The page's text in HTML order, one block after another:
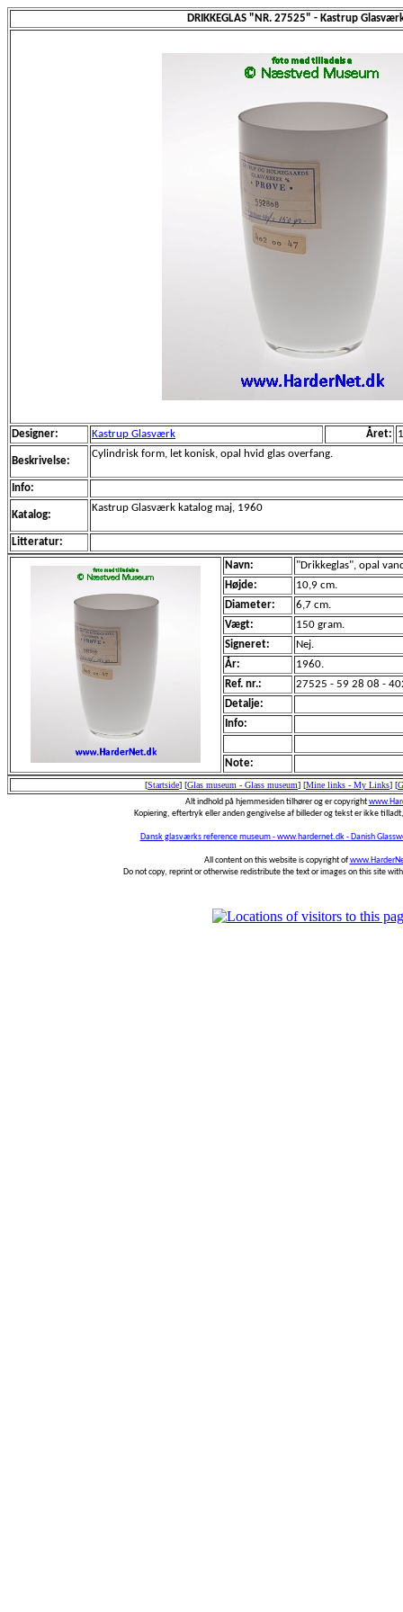
DRIKKEGLAS "NR. 27525" - Kastrup
Designer: Kastrup Glasværk Året:
Beskrivelse:
Cylindrisk form, let konisk, opal hvid glas overfang.
Info:
Katalog:
Kastrup Glasværk katalog maj, 1960
Litteratur:
Navn:
"Drikkeglas", opal
Højde:
10,9 cm.
Diameter:
6,7 cm.
Vægt:
150 gram.
Signeret:
Nej.
År:
1960.
Ref. nr.:
27525 - 59 28 08 -
Detalje:
Info:
Note:
[Startside] [Glas museum - Glass museum] [Mine links - My Links] [
Alt indhold på hjemmesiden tilhører og er copyright
Kopiering, eftertryk eller anden gengivelse af billeder og tekst er ikke
Dansk glasværks reference museum - www.hardernet.dk - Danish
All content on this website is copyright of
Do not copy, reprint or otherwise redistribute the text or images on this site